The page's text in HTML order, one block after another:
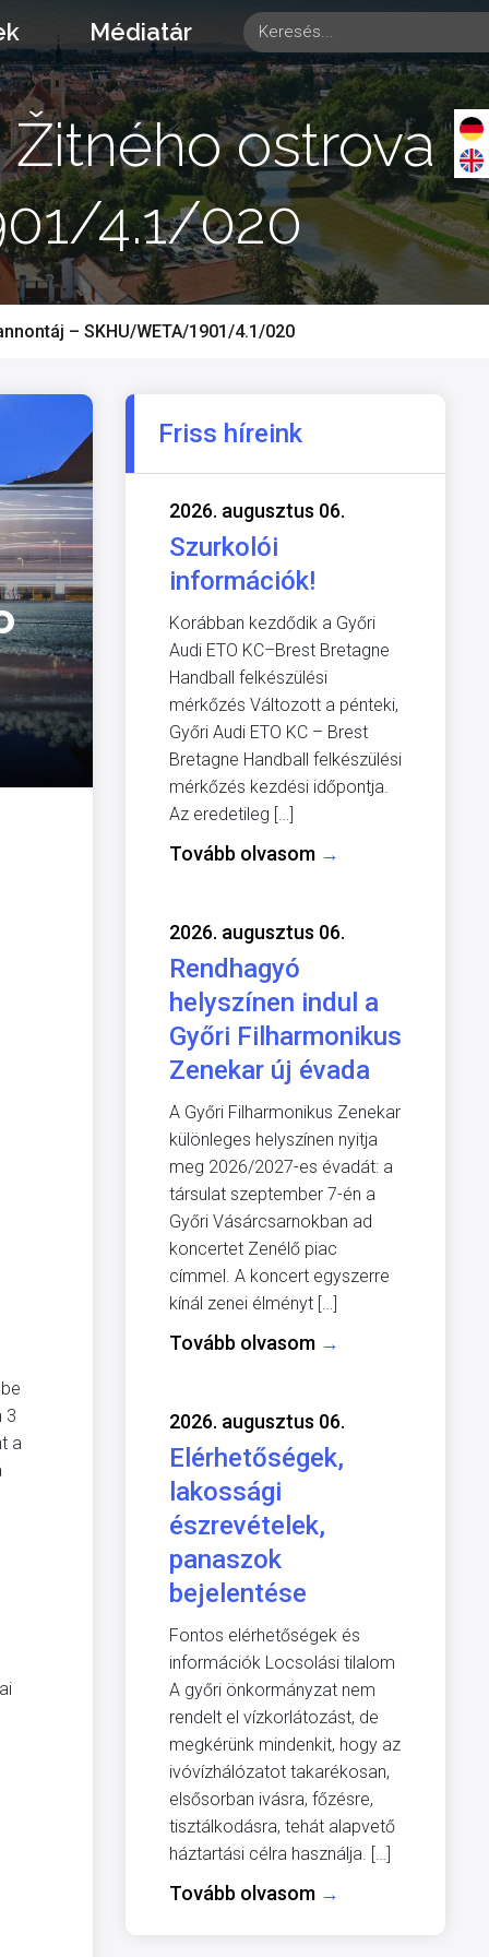
Médiatár
ostrova –
4.1/020
– SKHU/WETA/1901/4.1/020
3
a
Friss híreink
2026. augusztus 06.
Szurkolói
információk!
Korábban kezdődik a Győri
Audi ETO KC–Brest Bretagne
Handball felkészülési
mérkőzés Változott a pénteki,
Győri Audi ETO KC – Brest
Bretagne Handball felkészülési
mérkőzés kezdési időpontja.
Az eredetileg […]
Tovább olvasom →
2026. augusztus 06.
Rendhagyó
helyszínen indul a
Győri Filharmonikus
Zenekar új évada
A Győri Filharmonikus Zenekar
különleges helyszínen nyitja
meg 2026/2027-es évadát: a
társulat szeptember 7-én a
Győri Vásárcsarnokban ad
koncertet Zenélő piac
címmel. A koncert egyszerre
kínál zenei élményt […]
Tovább olvasom →
2026. augusztus 06.
Elérhetőségek,
lakossági
észrevételek,
panaszok
bejelentése
Fontos elérhetőségek és
információk Locsolási tilalom
A győri önkormányzat nem
rendelt el vízkorlátozást, de
megkérünk mindenkit, hogy az
ivóvízhálózatot takarékosan,
elsősorban ivásra, főzésre,
tisztálkodásra, tehát alapvető
háztartási célra használja. […]
Tovább olvasom →